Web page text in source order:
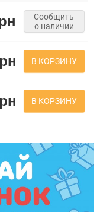
Сообщить
о наличии
В КОРЗИНУ
В КОРЗИНУ